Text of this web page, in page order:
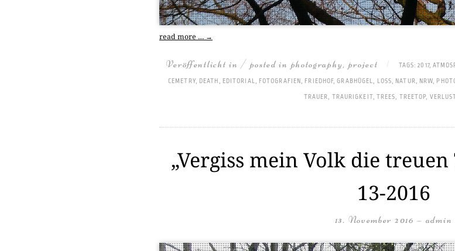
read more … →
Veröffentlicht in / posted in photography, project TAGS:2017,
CEMETRY, DEATH , EDITORIAL, FOTOGRAFIEN, FRIEDHOF,GRABHÜGEL, LOSS, NATUR, NRW,
TRAUER, TRAURIGKEIT, TREES, TREETOP,
„Vergiss mein Volk die
13-2016
13. November 2016 — admin